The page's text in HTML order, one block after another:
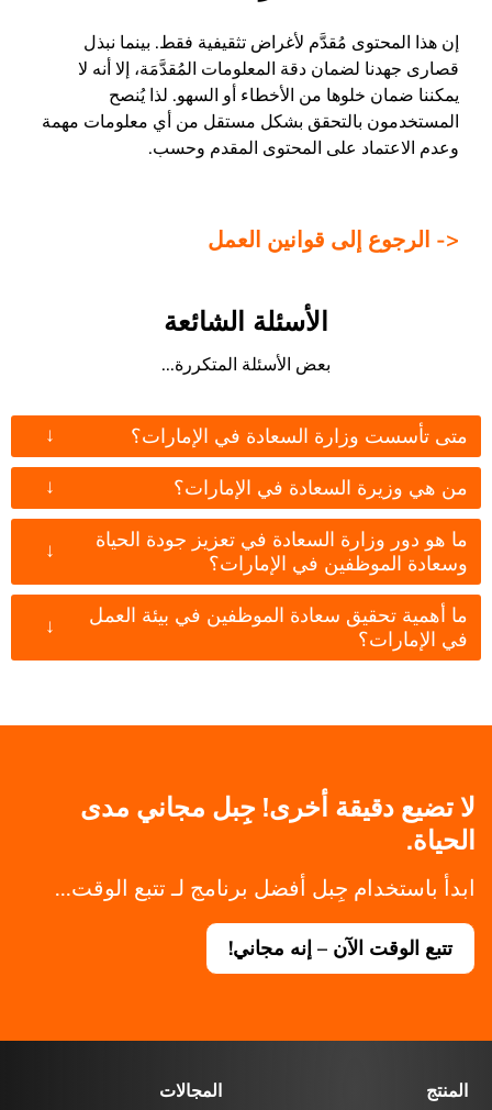
إن هذا المحتوى مُقدَّم لأغراض تثقيفية فقط. بينما نبذل
قصارى جهدنا لضمان دقة المعلومات المُقدَّمَة، إلا أنه لا
يمكننا ضمان خلوها من الأخطاء أو السهو. لذا يُنصح
المستخدمون بالتحقق بشكل مستقل من أي معلومات مهمة
وعدم الاعتماد على المحتوى المقدم وحسب.
<- الرجوع إلى قوانين العمل
الأسئلة الشائعة
بعض الأسئلة المتكررة...
متى تأسست وزارة السعادة في الإمارات؟ ↓
من هي وزيرة السعادة في الإمارات؟ ↓
ما هو دور وزارة السعادة في تعزيز جودة الحياة
وسعادة الموظفين في الإمارات؟
↓
ما أهمية تحقيق سعادة الموظفين في بيئة العمل
في الإمارات؟
↓
لا تضيع دقيقة أخرى! جِبل مجاني مدى
الحياة.
ابدأ باستخدام جِبل أفضل برنامج لـ تتبع الوقت...
تتبع الوقت الآن – إنه مجاني!
المنتج
المجالات